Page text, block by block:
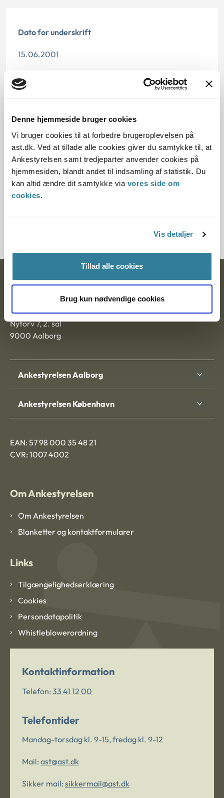
Denne hjemmeside bruger cookies
Vi bruger cookies til at forbedre brugeroplevelsen på
ast.dk. Ved at tillade alle cookies giver du samtykke til, at
Ankestyrelsen samt tredjeparter anvender cookies på
hjemmesiden, blandt andet til indsamling af statistik. Du
kan altid ændre dit samtykke via vores side om
cookies.
Vis detaljer
Tillad alle cookies
Brug kun nødvendige cookies
Dato for underskrift
15.06.2001
Offentliggørelsesdato
11.07.2013
Denne principafgørelse er kasseret den 3. juli 2019,
da den ikke længere har vejledningsværdi.
Paragraf
§ 68 § 33 § 14
Journalnummer
Ankestyrelsen
Nytorv 7, 2. sal
9000 Aalborg
Ankestyrelsen Aalborg
Ankestyrelsen København
EAN: 57 98 000 35 48 21
CVR: 1007 4002
Om Ankestyrelsen
Om Ankestyrelsen
Blanketter og kontaktformularer
Links
Tilgængelighedserklæring
Cookies
Persondatapolitik
Whistleblowerordning
Kontaktinformation
Telefon: 33 41 12 00
Telefontider
Mandag-torsdag kl. 9-15, fredag kl. 9-12
Mail: ast@ast.dk
Sikker mail: sikkermail@ast.dk